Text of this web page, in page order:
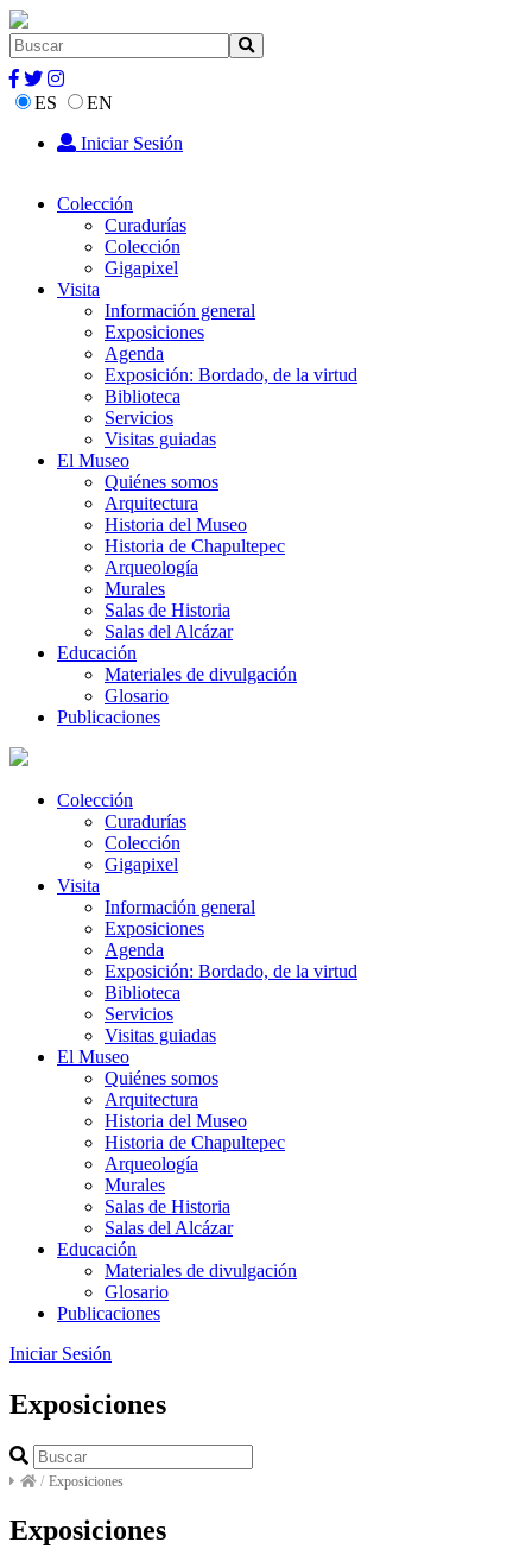
ES
EN
Iniciar Sesión
Colección
Curadurías
Colección
Gigapixel
Visita
Información general
Exposiciones
Agenda
Exposición: Bordado, de la virtud
Biblioteca
Servicios
Visitas guiadas
El Museo
Quiénes somos
Arquitectura
Historia del Museo
Historia de Chapultepec
Arqueología
Murales
Salas de Historia
Salas del Alcázar
Educación
Materiales de divulgación
Glosario
Publicaciones
Colección
Curadurías
Colección
Gigapixel
Visita
Información general
Exposiciones
Agenda
Exposición: Bordado, de la virtud
Biblioteca
Servicios
Visitas guiadas
El Museo
Quiénes somos
Arquitectura
Historia del Museo
Historia de Chapultepec
Arqueología
Murales
Salas de Historia
Salas del Alcázar
Educación
Materiales de divulgación
Glosario
Publicaciones
Iniciar Sesión
Exposiciones
/ Exposiciones
Exposiciones